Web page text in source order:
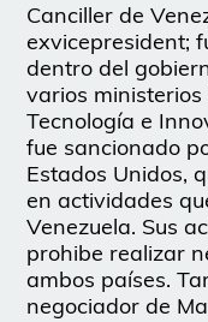
Canciller de
exvicepresident;
dentro del
varios ministerios
Tecnología e
fue sancionado
Estados Unidos,
en actividades
Venezuela. Sus
prohibe realizar
ambos países.
negociador de